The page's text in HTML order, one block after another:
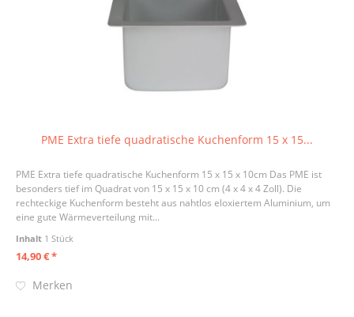
PME Extra tiefe quadratische Kuchenform 15 x 15...
PME Extra tiefe quadratische Kuchenform 15 x 15 x 10cm Das PME ist
besonders tief im Quadrat von 15 x 15 x 10 cm (4 x 4 x 4 Zoll). Die
rechteckige Kuchenform besteht aus nahtlos eloxiertem Aluminium, um
eine gute Wärmeverteilung mit...
Inhalt 1 Stück
14,90 € *
Merken